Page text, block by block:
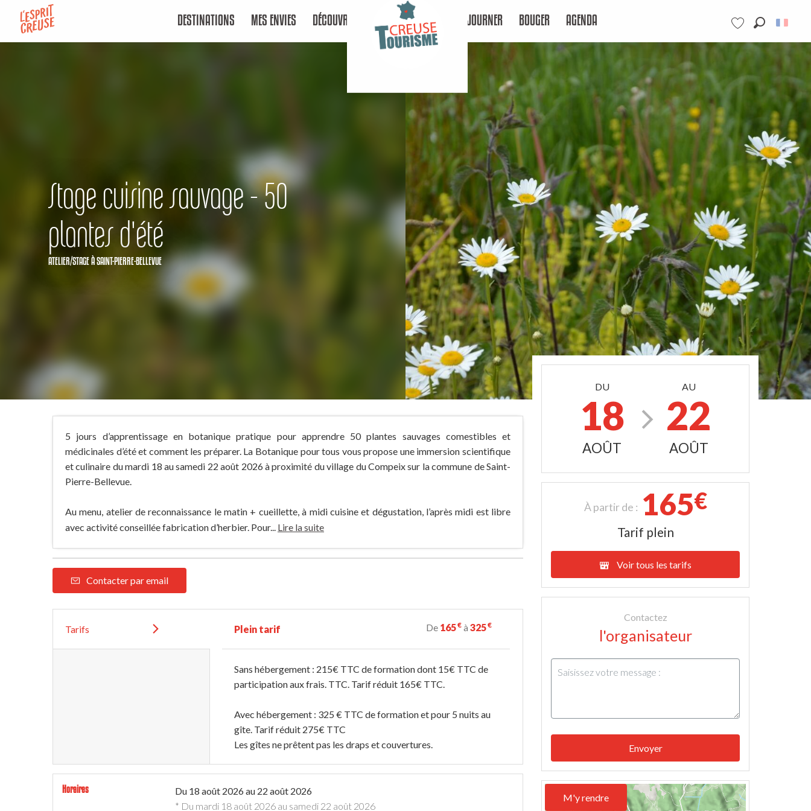
contenu
Voir les favoris
DESTINATIONS MES ENVIES DÉCOUVRIR SÉJOURNER BOUGER AGENDA
Stage cuisine sauvage - 50
plantes d'été
ATELIER/STAGEÀ SAINT-PIERRE-BELLEVUE
5 jours d’apprentissage en botanique pratique pour apprendre 50 plantes sauvages comestibles et
médicinales d’été et comment les préparer. La Botanique pour tous vous propose une immersion scientifique
et culinaire du mardi 18 au samedi 22 août 2026 à proximité du village du Compeix sur la commune de Saint-
Pierre-Bellevue.
Au menu, atelier de reconnaissance le matin + cueillette, à midi cuisine et dégustation, l’après midi est libre
avec activité conseillée fabrication d’herbier. Pour... Lire la suite
Contacter par email
Tarifs Plein tarif De 165€ à325€
Sans hébergement : 215€ TTC de formation dont 15€ TTC de
participation aux frais. TTC. Tarif réduit 165€ TTC.
Avec hébergement : 325 € TTC de formation et pour 5 nuits au
gîte. Tarif réduit 275€ TTC
Les gîtes ne prêtent pas les draps et couvertures.
Horaires Du 18 août 2026au 22 août 2026
* Du mardi 18 août 2026 au samedi 22 août 2026
DU
18
AOÛT
AU
22
AOÛT
À partir de : 165€
Tarif plein
Voir tous les tarifs
Contactez
l'organisateur
Envoyer
M'y rendre